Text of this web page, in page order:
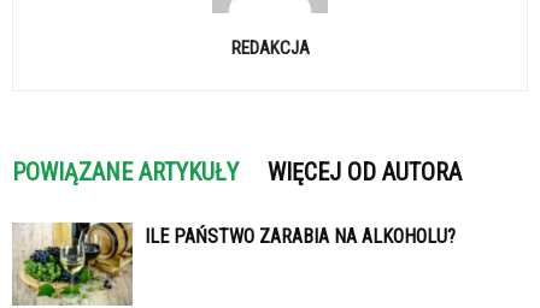
REDAKCJA
POWIĄZANE ARTYKUŁY WIĘCEJ OD AUTORA
ILE PAŃSTWO ZARABIA NA ALKOHOLU?